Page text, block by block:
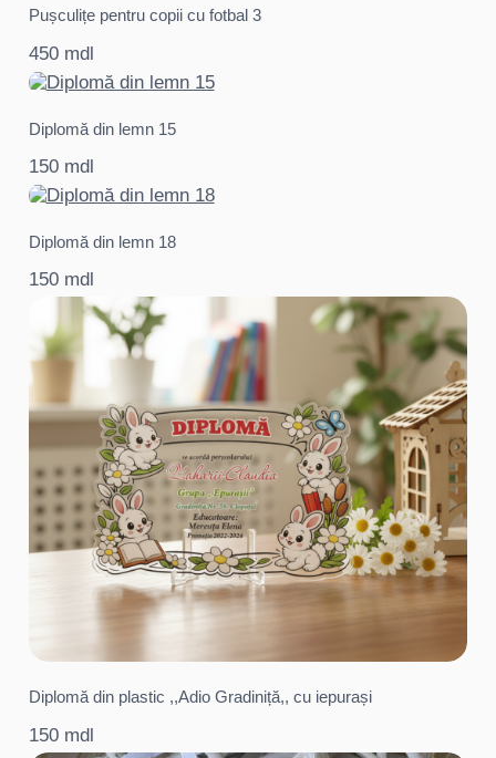
Pușculițe pentru copii cu fotbal 3
450 mdl
Diplomă din lemn 15
150 mdl
Diplomă din lemn 18
150 mdl
Diplomă din plastic ,,Adio Gradiniță,, cu iepurași
150 mdl